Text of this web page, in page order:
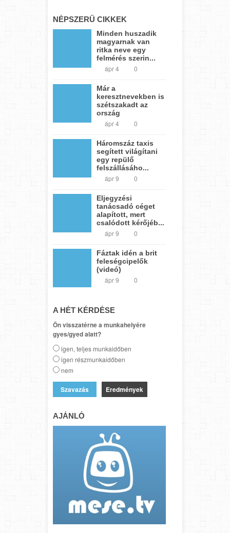
NÉPSZERŰ CIKKEK
Minden huszadik
magyarnak van
ritka neve egy
felmérés szerin...
ápr 4 0
Már a
keresztnevekben is
szétszakadt az
ország
ápr 4 0
Háromszáz taxis
segített világítani
egy repülő
felszállásáho...
ápr 9 0
Eljegyzési
tanácsadó céget
alapított, mert
csalódott kérőjéb...
ápr 9 0
Fáztak idén a brit
feleségcipelők
(videó)
ápr 9 0
A HÉT KÉRDÉSE
Ön visszatérne a munkahelyére
gyes/gyed alatt?
igen, teljes munkaidőben
igen részmunkaidőben
nem
Eredmények
AJÁNLÓ